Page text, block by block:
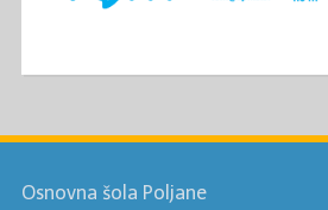
Osnovna šola Poljane